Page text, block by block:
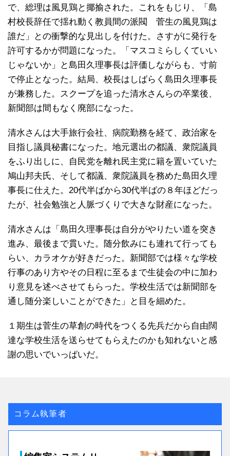
で、総理は風見鶏と揶揄された。これをもじり、「島
村校長辞任で揺れ動く教員間の派閥 菅生の風見鶏は
誰だ」との衝撃的な見出しを付けた。さすがに発行を
許可するかが問題になった。「マスコミらしくていい
じゃないか」と島田久理事長は評価しながらも、寸前
で停止となった。結局、校長はしばらく島田久理事長
が兼務した。スクープを追った清水さんらの卒業後、
新聞部は間もなく廃部になった。
清水さんは大手旅行会社、病院勤務を経て、政治家を
目指し議員秘書になった。地元選出の都議、衆院議員
をふり出しに、自民党を離れ民主党に籍を置いていた
鳩山邦夫氏、そして都議、衆院議員を務めた島田久理
事長に仕えた。20代半ばから30代半ばの８年ほどだっ
たが、社会勉強と人脈づくりで大きな財産になった。
清水さんは「島田久理事長は自分がやりたい道を突き
進み、最後まで貫いた。随分飲みにも連れて行っても
らい、カラオケが好きだった。新聞部では様々な学校
行事のあり方やその日程に至るまで生徒会の中に加わ
り意見を述べさせてもらった。学校生活では新聞部を
通し随分楽しいことができた」と目を細めた。
１期生は菅生の草創の時代をつくる先兵だから自由闊
達な学校生活を送らせてもらえたのかも知れないと感
謝の思いでいっぱいだ。
コラム執筆者